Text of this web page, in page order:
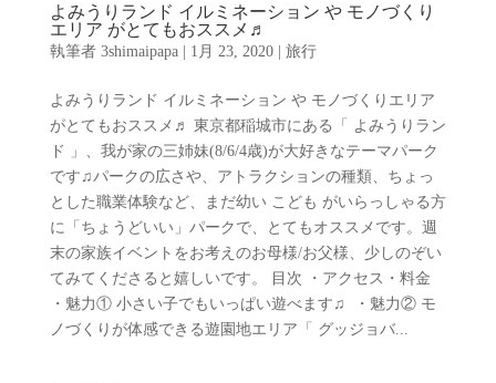
よみうりランド イルミネーション や モノづくり
エリア がとてもおススメ♬
執筆者 3shimaipapa| 1月 23, 2020| 旅行
よみうりランド イルミネーション や モノづくりエリア
がとてもおススメ♬ 東京都稲城市にある「 よみうりラン
ド 」、我が家の三姉妹(8/6/4歳)が大好きなテーマパーク
です♫パークの広さや、アトラクションの種類、ちょっ
とした職業体験など、まだ幼い こども がいらっしゃる方
に「ちょうどいい」パークで、とてもオススメです。週
末の家族イベントをお考えのお母様/お父様、少しのぞい
てみてくださると嬉しいです。 目次 ・アクセス・料金
・魅力① 小さい子でもいっぱい遊べます♫ ・魅力② モ
ノづくりが体感できる遊園地エリア「 グッジョバ...